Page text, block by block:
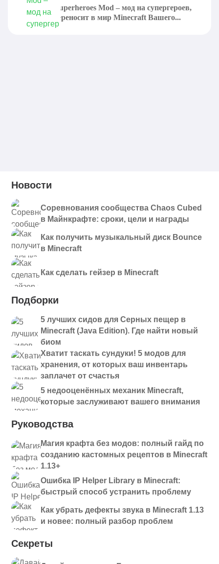
Unlimited Superheroes Mod – мод на cупергероев,
который переносит в мир Minecraft Вашего...
Новости
Соревнования сообщества Chaos Cubed
в Майнкрафте: сроки, цели и награды
Как получить музыкальный диск Bounce
в Minecraft
Как сделать гейзер в Minecraft
Подборки
5 лучших сидов для Серных пещер в
Minecraft (Java Edition). Где найти новый
биом
Хватит таскать сундуки! 5 модов для
хранения, от которых ваш инвентарь
заплачет от счастья
5 недооценённых механик Minecraft,
которые заслуживают вашего внимания
Руководства
Магия крафта без модов: полный гайд по
созданию кастомных рецептов в Minecraft
1.13+
Ошибка IP Helper Library в Minecraft:
быстрый способ устранить проблему
Как убрать дефекты звука в Minecraft 1.13
и новее: полный разбор проблем
Секреты